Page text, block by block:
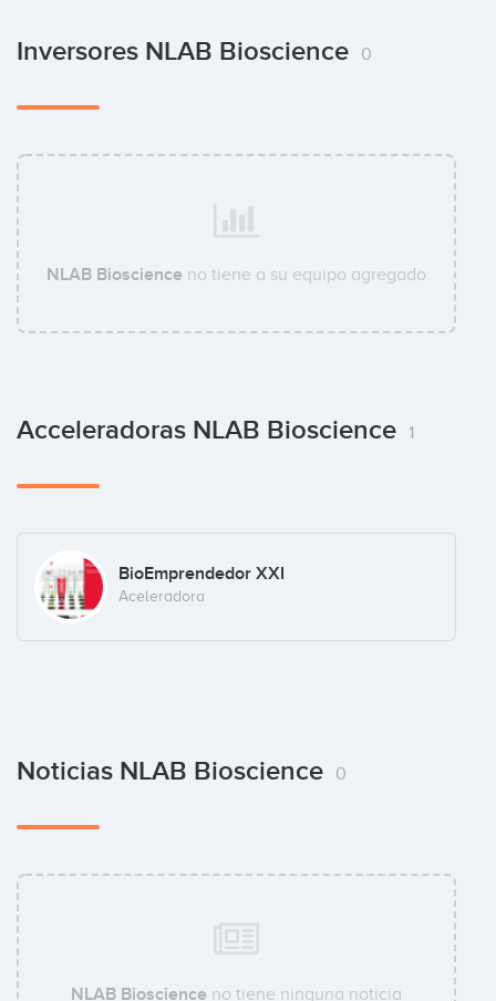
Inversores NLAB Bioscience 0
NLAB Bioscience no tiene a su equipo agregado
Acceleradoras NLAB Bioscience 1
BioEmprendedor XXI
Aceleradora
Noticias NLAB Bioscience 0
NLAB Bioscience no tiene ninguna noticia